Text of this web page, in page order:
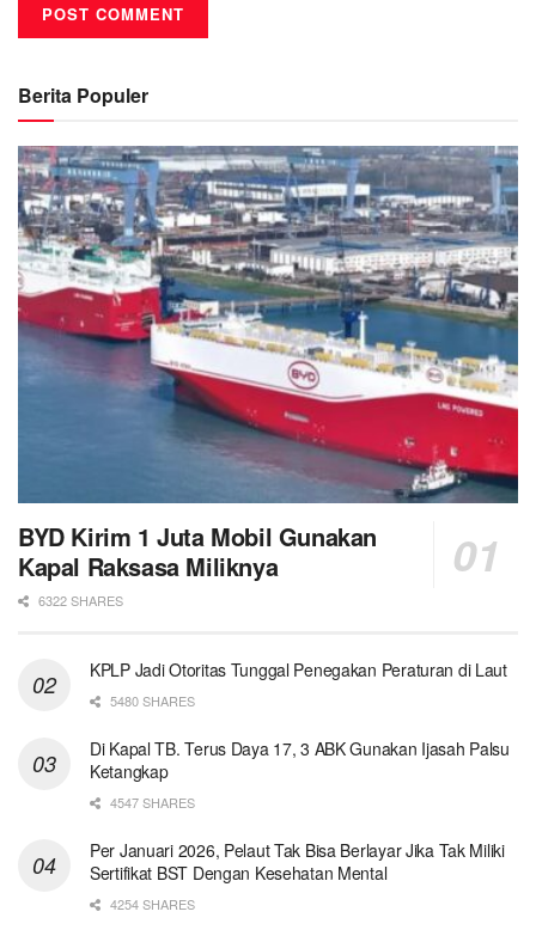
Berita Populer
BYD Kirim 1 Juta Mobil Gunakan
Kapal Raksasa Miliknya
6322 SHARES
KPLP Jadi Otoritas Tunggal Penegakan Peraturan di Laut
5480 SHARES
Di Kapal TB. Terus Daya 17, 3 ABK Gunakan Ijasah Palsu
Ketangkap
4547 SHARES
Per Januari 2026, Pelaut Tak Bisa Berlayar Jika Tak Miliki
Sertifikat BST Dengan Kesehatan Mental
4254 SHARES